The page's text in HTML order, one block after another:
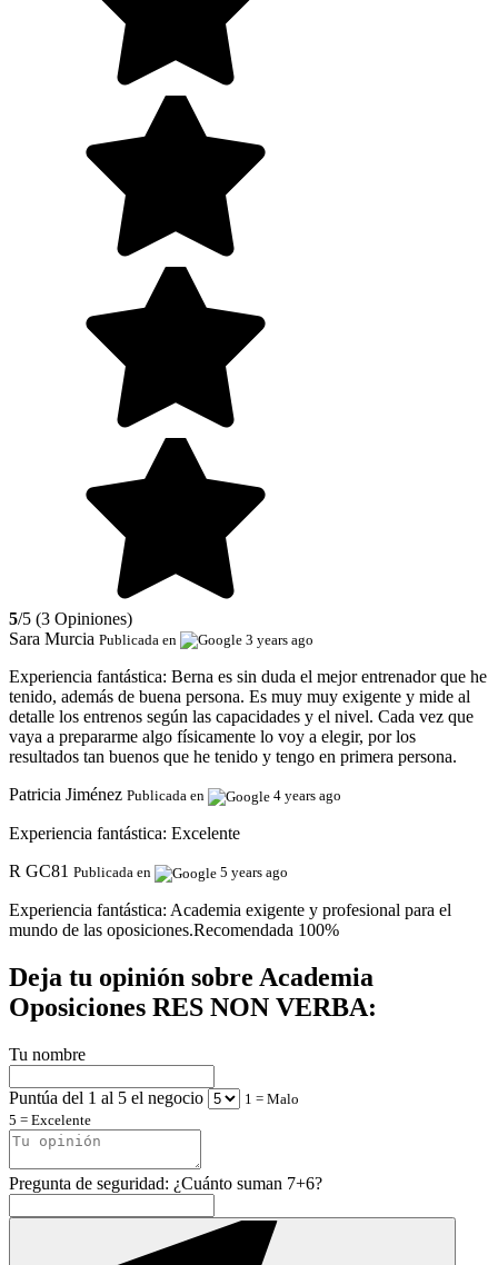
5/5 (3 Opiniones)
Sara Murcia Publicada en 3 years ago
Experiencia fantástica: Berna es sin duda el mejor entrenador que he
tenido, además de buena persona. Es muy muy exigente y mide al
detalle los entrenos según las capacidades y el nivel. Cada vez que
vaya a prepararme algo físicamente lo voy a elegir, por los
resultados tan buenos que he tenido y tengo en primera persona.
Patricia Jiménez Publicada en 4 years ago
Experiencia fantástica: Excelente
R GC81 Publicada en 5 years ago
Experiencia fantástica: Academia exigente y profesional para el
mundo de las oposiciones.Recomendada 100%
Deja tu opinión sobre Academia
Oposiciones RES NON VERBA:
Tu nombre
Puntúa del 1 al 5 el negocio
1 = Malo
5 = Excelente
Pregunta de seguridad: ¿Cuánto suman 7+6?